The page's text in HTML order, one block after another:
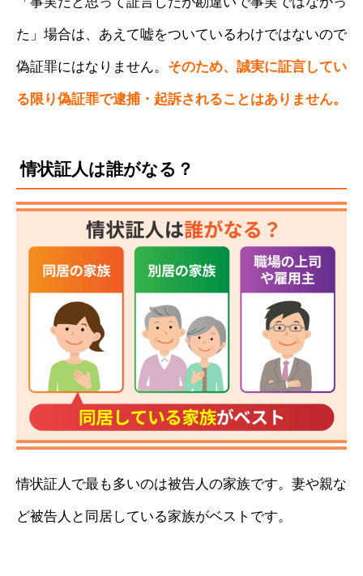
た」場合は、あえて嘘をついているわけではないので
偽証罪にはなりません。 そのため、誠実に証言してい
る限り偽証罪で逮捕・起訴されることはありません。
情状証人は誰がなる？
情状証人で最も多いのは被告人の家族です。 妻や親な
ど被告人と同居している家族がベストです。